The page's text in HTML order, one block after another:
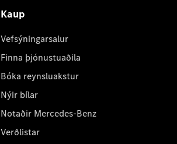
Kaup
Vefsýningarsalur
Finna þjónustuaðila
Bóka reynsluakstur
Nýir bílar
Notaðir Mercedes-Benz
Verðlistar